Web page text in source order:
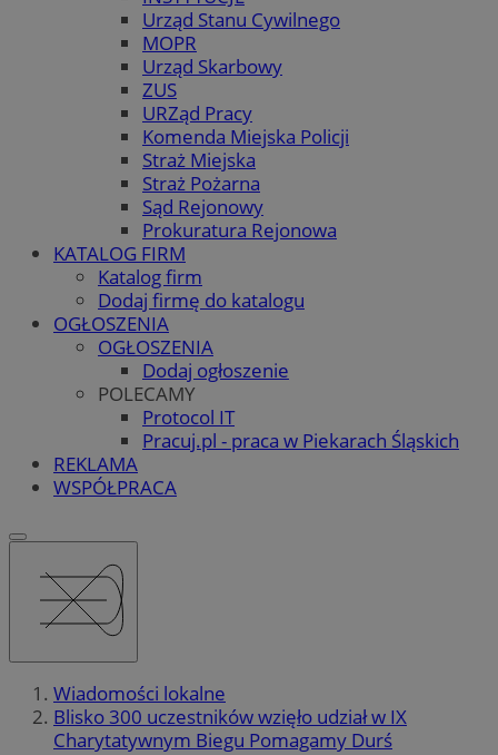
Urząd Stanu Cywilnego
MOPR
Urząd Skarbowy
ZUS
URZąd Pracy
Komenda Miejska Policji
Straż Miejska
Straż Pożarna
Sąd Rejonowy
Prokuratura Rejonowa
KATALOG FIRM
Katalog firm
Dodaj firmę do katalogu
OGŁOSZENIA
OGŁOSZENIA
Dodaj ogłoszenie
POLECAMY
Protocol IT
Pracuj.pl - praca w Piekarach Śląskich
REKLAMA
WSPÓŁPRACA
Wiadomości lokalne
Blisko 300 uczestników wzięło udział w IX
Charytatywnym Biegu Pomagamy Durś